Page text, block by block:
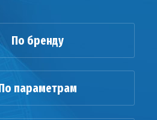
По бренду
параметрам